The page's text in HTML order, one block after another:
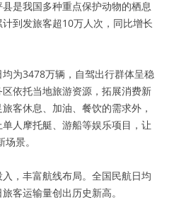
是我国多种重点保护动物的栖息
到发旅客超10万人次，同比增长
为3478万辆，自驾出行群体呈稳
依托当地旅游资源，拓展消费新
客休息、加油、餐饮的需求外，
人摩托艇、游船等娱乐项目，让
景。
，丰富航线布局。全国民航日均
客运输量创出历史新高。